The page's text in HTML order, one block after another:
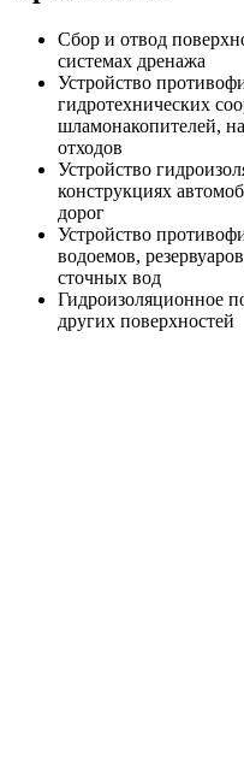
Сбор и отвод
системах дренажа
Устройство
гидротехнических
шламонакопителей,
отходов
Устройство
конструкциях
дорог
Устройство
водоемов,
сточных вод
Гидроизоляционное
других поверхностей